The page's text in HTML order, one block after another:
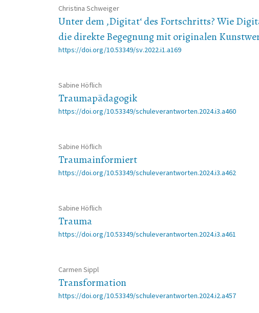
Christina Schweiger
Unter dem ,Digitat‘ des Fortschritts? Wie
die direkte Begegnung mit originalen
https://doi.org/10.53349/sv.2022.i1.a169
Sabine Höflich
Traumapädagogik
https://doi.org/10.53349/schuleverantworten.2024.i3.a460
Sabine Höflich
Traumainformiert
https://doi.org/10.53349/schuleverantworten.2024.i3.a462
Sabine Höflich
Trauma
https://doi.org/10.53349/schuleverantworten.2024.i3.a461
Carmen Sippl
Transformation
https://doi.org/10.53349/schuleverantworten.2024.i2.a457